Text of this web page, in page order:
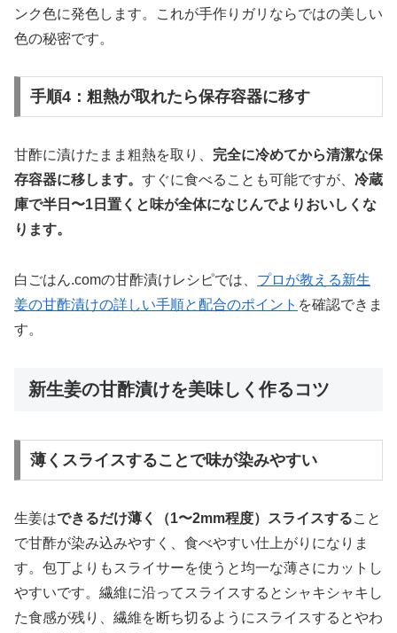
ンク色に発色します。これが手作りガリならではの美しい
色の秘密です。
手順4：粗熱が取れたら保存容器に移す
甘酢に漬けたまま粗熱を取り、 完全に冷めてから清潔な保
存容器に移します。 すぐに食べることも可能ですが、 冷蔵
庫で半日〜1日置くと味が全体になじんでよりおいしくな
ります。
白ごはん.comの甘酢漬けレシピでは、 プロが教える新生
姜の甘酢漬けの詳しい手順と配合のポイント を確認できま
す。
新生姜の甘酢漬けを美味しく作るコツ
薄くスライスすることで味が染みやすい
生姜はできるだけ薄く（1〜2mm程度）スライスすること
で甘酢が染み込みやすく、食べやすい仕上がりになりま
す。包丁よりもスライサーを使うと均一な薄さにカットし
やすいです。繊維に沿ってスライスするとシャキシャキし
た食感が残り、繊維を断ち切るようにスライスするとやわ